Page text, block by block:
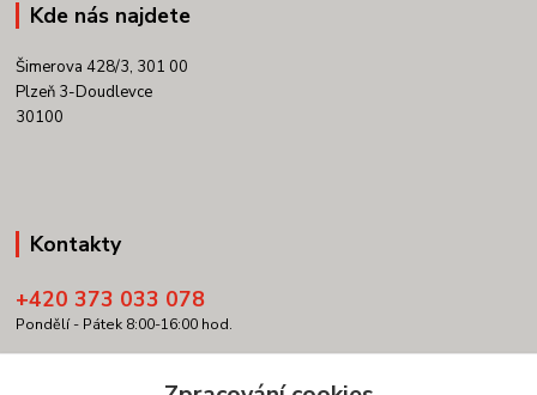
Kde nás najdete
Šimerova 428/3, 301 00
Plzeň 3-Doudlevce
30100
Kontakty
+420 373 033 078
Pondělí - Pátek 8:00-16:00 hod.